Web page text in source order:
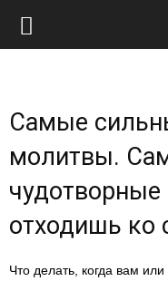
Самые
молитвы.
отходишь ко
Что делать, когда вам